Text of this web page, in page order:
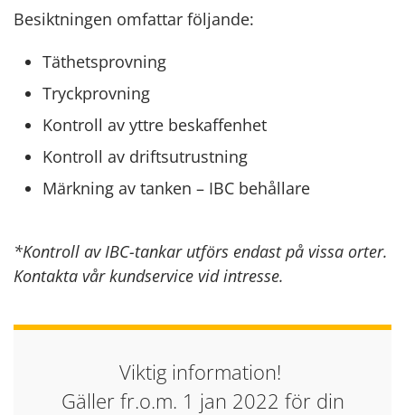
Besiktningen omfattar följande:
Täthetsprovning
Tryckprovning
Kontroll av yttre beskaffenhet
Kontroll av driftsutrustning
Märkning av tanken – IBC behållare
*Kontroll av IBC-tankar utförs endast på vissa orter.
Kontakta vår kundservice vid intresse.
Viktig information!
Gäller fr.o.m. 1 jan 2022 för din